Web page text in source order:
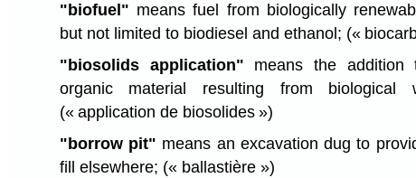
"biofuel" means fuel from biologically
but not limited to biodiesel and ethanol; («
"biosolids application" means the addition
organic material resulting from biological
(« application de biosolides »)
"borrow pit" means an excavation dug to
fill elsewhere; (« ballastière »)